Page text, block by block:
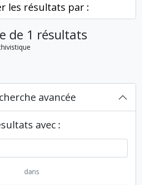
les résultats par :
de 1 résultats
avancée
avec :
dans